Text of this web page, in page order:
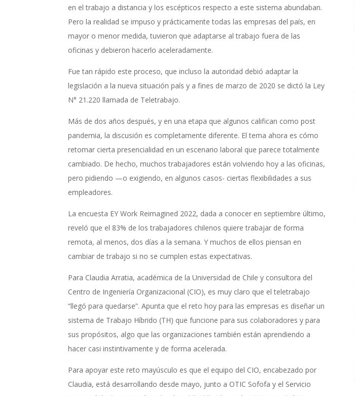
en el trabajo a distancia y los escépticos respecto a este sistema abundaban.
Pero la realidad se impuso y prácticamente todas las empresas del país, en
mayor o menor medida, tuvieron que adaptarse al trabajo fuera de las
oficinas y debieron hacerlo aceleradamente.
Fue tan rápido este proceso, que incluso la autoridad debió adaptar la
legislación a la nueva situación país y a fines de marzo de 2020 se dictó la Ley
N° 21.220 llamada de Teletrabajo.
Más de dos años después, y en una etapa que algunos califican como post
pandemia, la discusión es completamente diferente. El tema ahora es cómo
retomar cierta presencialidad en un escenario laboral que parece totalmente
cambiado. De hecho, muchos trabajadores están volviendo hoy a las oficinas,
pero pidiendo —o exigiendo, en algunos casos- ciertas flexibilidades a sus
empleadores.
La encuesta EY Work Reimagined 2022, dada a conocer en septiembre último,
reveló que el 83% de los trabajadores chilenos quiere trabajar de forma
remota, al menos, dos días a la semana. Y muchos de ellos piensan en
cambiar de trabajo si no se cumplen estas expectativas.
Para Claudia Arratia, académica de la Universidad de Chile y consultora del
Centro de Ingeniería Organizacional (CIO), es muy claro que el teletrabajo
“llegó para quedarse”. Apunta que el reto hoy para las empresas es diseñar un
sistema de Trabajo Híbrido (TH) que funcione para sus colaboradores y para
sus propósitos, algo que las organizaciones también están aprendiendo a
hacer casi instintivamente y de forma acelerada.
Para apoyar este reto mayúsculo es que el equipo del CIO, encabezado por
Claudia, está desarrollando desde mayo, junto a OTIC Sofofa y el Servicio